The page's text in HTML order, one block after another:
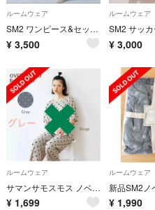
ルームウェア
SM2 ワンピース&セットアップ 2点セット
¥ 3,500
ルームウェア
¥ 3,000
ルームウェア
サマンサモスモス ノベルティ ルームウェア グレー
¥ 1,699
ルームウェア
¥ 1,990